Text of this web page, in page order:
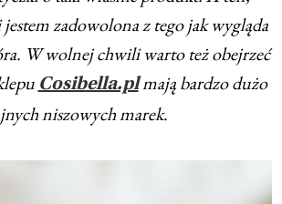
zadowolona z tego jak wygląda
W wolnej chwili warto też obejrzeć
Cosibella.plmają bardzo dużo
niszowych marek.